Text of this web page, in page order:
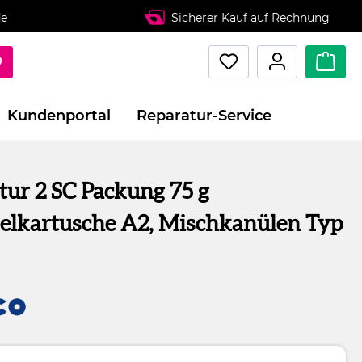
Sicherer Kauf auf Rechnung
Kundenportal Reparatur-Service
2 SC Packung 75 g
A2, Mischkanülen Typ